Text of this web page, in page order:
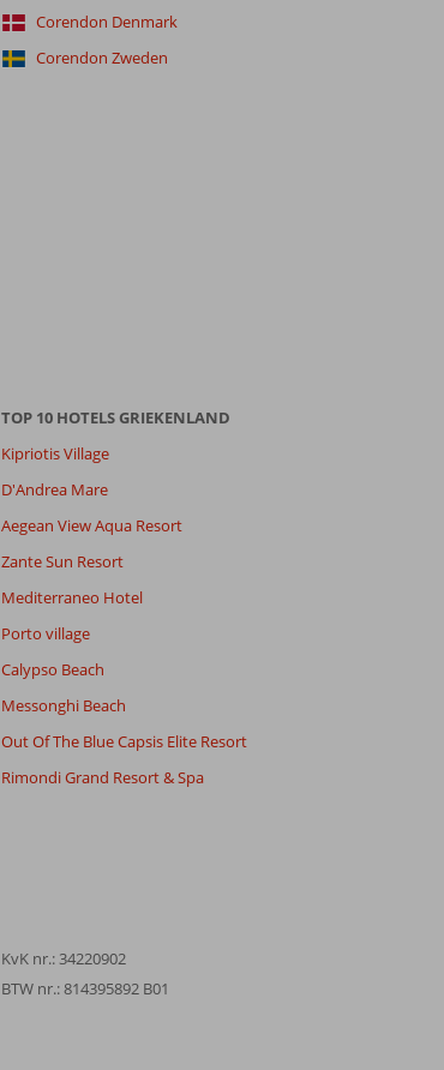
Corendon Denmark
Corendon Zweden
TOP 10 HOTELS GRIEKENLAND
Kipriotis Village
D'Andrea Mare
Aegean View Aqua Resort
Zante Sun Resort
Mediterraneo Hotel
Porto village
Calypso Beach
Messonghi Beach
Out Of The Blue Capsis Elite Resort
Rimondi Grand Resort & Spa
KvK nr.: 34220902
BTW nr.: 814395892 B01